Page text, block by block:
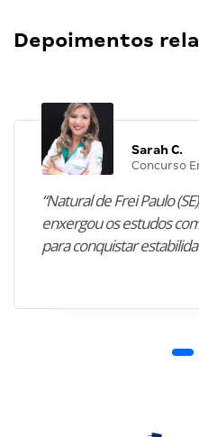
Depoimentos
Sarah C.
Concurso
“Natural de Frei Paulo
enxergou os estudos
para conquistar